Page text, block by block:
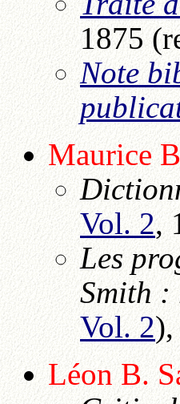
1875
Note
Maurice
Vol. 2,
Les
Smith :
Vol. 2
Léon B.